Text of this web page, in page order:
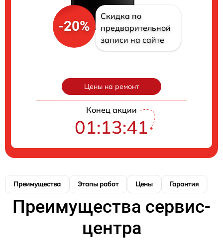
-20%
Скидка по
предварительной
записи на сайте
Цены на ремонт
Конец акции
01:13:40
Преимущества Этапы работ Цены Гарантия
Преимущества сервис-
центра